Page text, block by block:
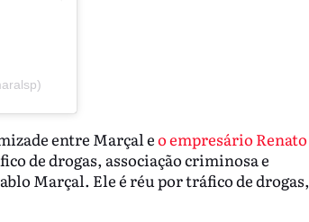
entre Marçal eo empresário Renato
de drogas, associação criminosa e
Marçal. Ele é réu por tráfico de drogas,